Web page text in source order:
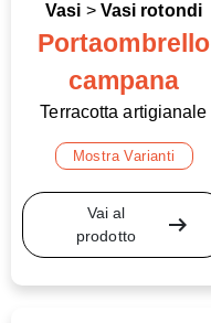
Vasi > Vasi rotondi
Portaombrello
campana
Terracotta artigianale
Mostra Varianti
Vai al
prodotto
arrow_right_alt